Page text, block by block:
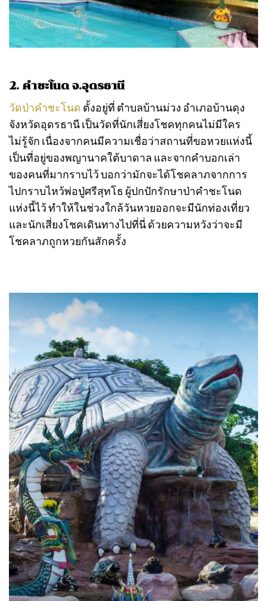
2. คำชะโนด จ.อุดรธานี
วัดป่าคำชะโนด ตั้งอยู่ที่ ตำบลบ้านม่วง อำเภอบ้านดุง
จังหวัดอุดรธานี เป็นวัดที่นักเสี่ยงโชคทุกคนไม่มีใคร
ไม่รู้จัก เนื่องจากคนมีความเชื่อว่าสถานที่ขอหวยแห่งนี้
เป็นที่อยู่ของพญานาคใต้บาดาล และจากคำบอกเล่า
ของคนที่มากราบไว้ บอกว่ามักจะได้โชคลาภจากการ
ไปกราบไหว้พ่อปู่ศรีสุทโธ ผู้ปกปักรักษาป่าคำชะโนด
แห่งนี้ไว้ ทำให้ในช่วงใกล้วันหวยออกจะมีนักท่องเที่ยว
และนักเสี่ยงโชคเดินทางไปที่นี่ ด้วยความหวังว่าจะมี
โชคลาภถูกหวยกันสักครั้ง